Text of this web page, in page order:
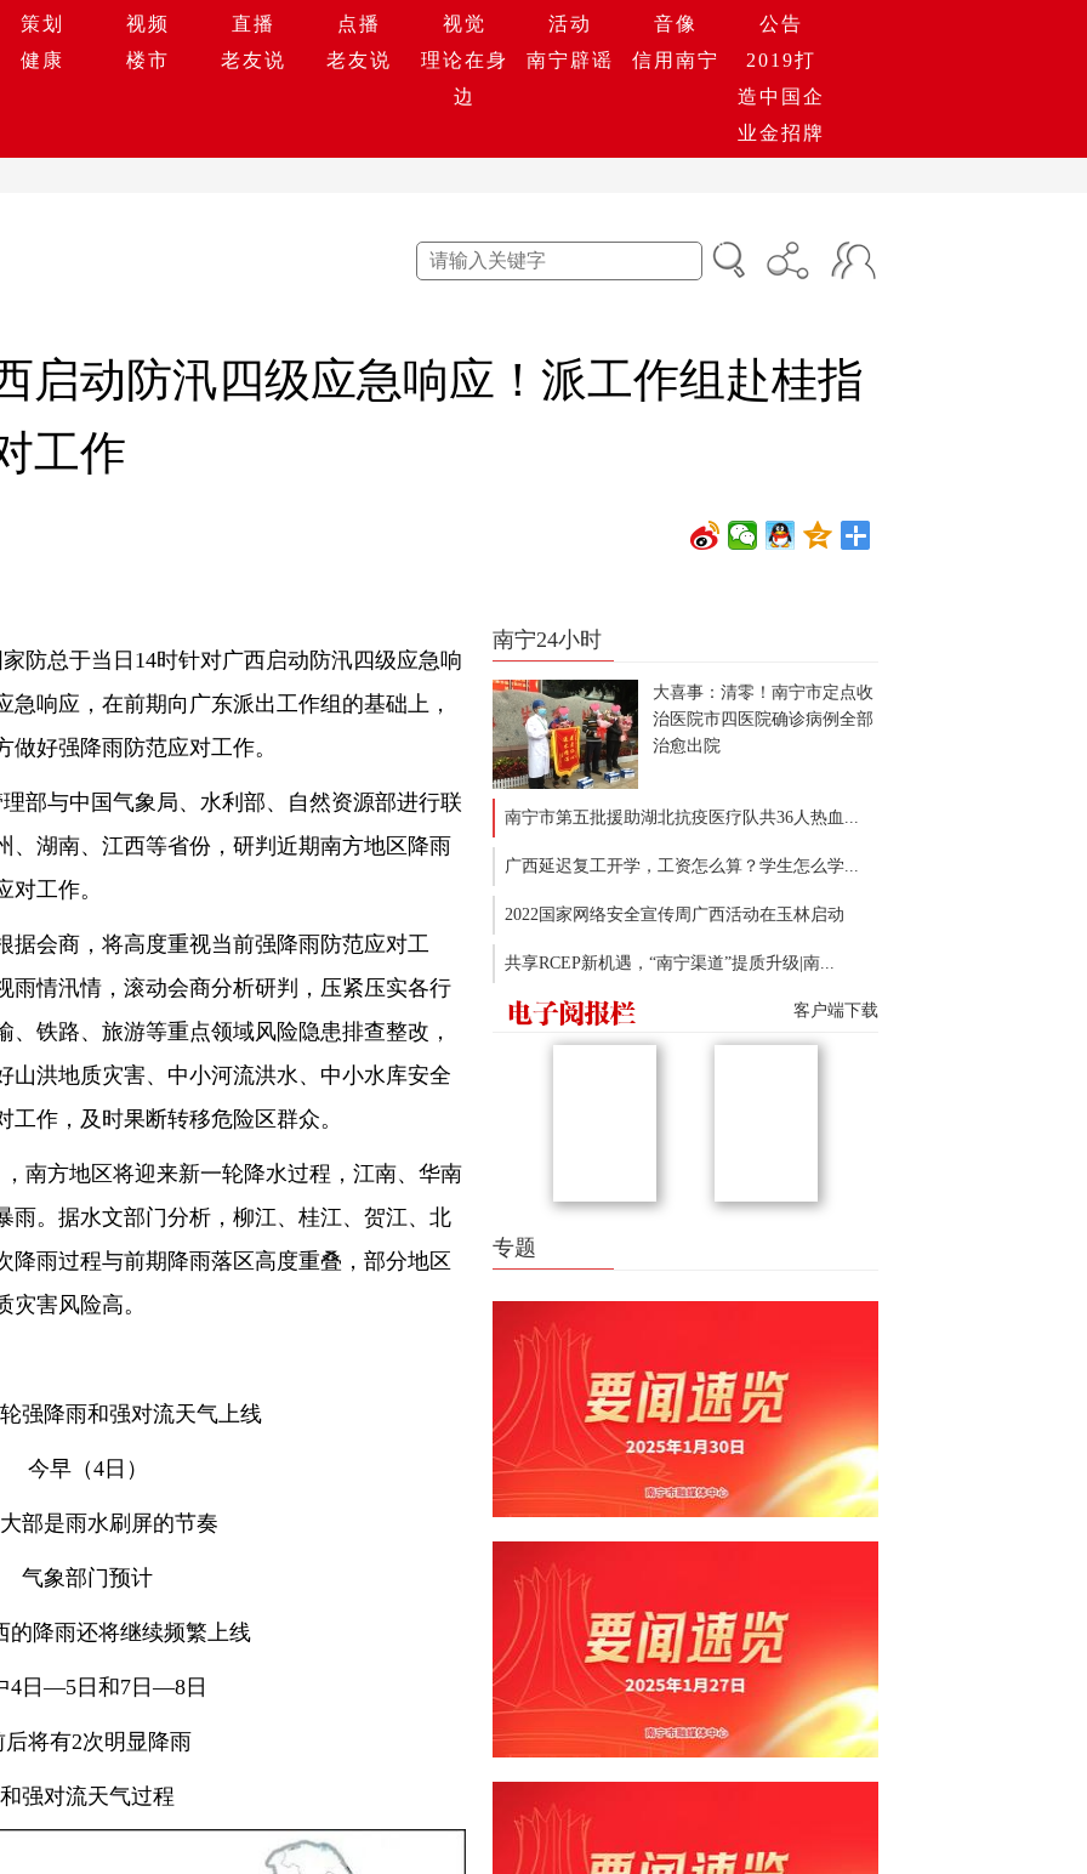
策划 视频 直播 点播 视觉 活动 音像
公告
健康
楼市 老友说 老友说
理论在身
边
南宁辟谣 信用南宁
2019打
造中国企
业金招牌
启动防汛四级应急响应！派工作组赴桂指
工作
防总于当日14时针对广西启动防汛四级应急响
响应，在前期向广东派出工作组的基础上，
好强降雨防范应对工作。
部与中国气象局、水利部、自然资源部进行联
、湖南、江西等省份，研判近期南方地区降雨
工作。
据会商，将高度重视当前强降雨防范应对工
雨情汛情，滚动会商分析研判，压紧压实各行
铁路、旅游等重点领域风险隐患排查整改，
山洪地质灾害、中小河流洪水、中小水库安全
作，及时果断转移危险区群众。
南方地区将迎来新一轮降水过程，江南、华南
雨。据水文部门分析，柳江、桂江、贺江、北
降雨过程与前期降雨落区高度重叠，部分地区
害风险高。
强降雨和强对流天气上线
今早（4日）
部是雨水刷屏的节奏
气象部门预计
的降雨还将继续频繁上线
4日—5日和7日—8日
后将有2次明显降雨
和强对流天气过程
南宁24小时
大喜事：清零！南宁市定点收
治医院市四医院确诊病例全部
治愈出院
南宁市第五批援助湖北抗疫医疗队共36人热血...
广西延迟复工开学，工资怎么算？学生怎么学...
2022国家网络安全宣传周广西活动在玉林启动
共享RCEP新机遇，“南宁渠道”提质升级|南...
客户端下载
专题